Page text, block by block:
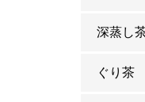
深蒸し
ぐり茶